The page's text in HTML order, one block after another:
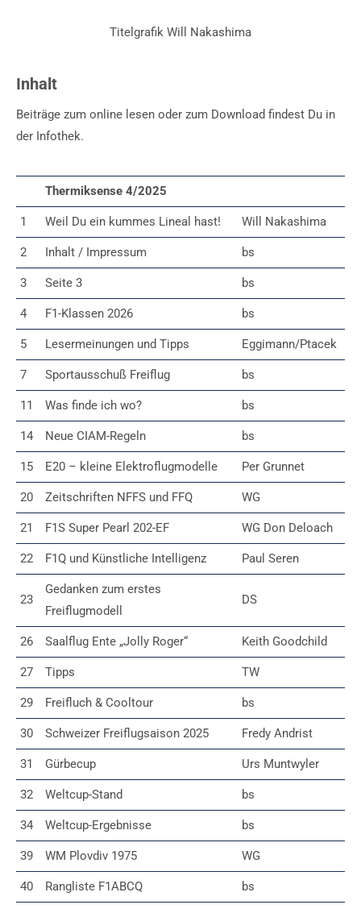
Titelgrafik Will Nakashima
Inhalt
Beiträge zum online lesen oder zum Download findest Du in
der Infothek.
Thermiksense 4/2025
1 Weil Du ein kummes Lineal hast! Will Nakashima
2 Inhalt / Impressum bs
3 Seite 3 bs
4 F1-Klassen 2026 bs
5 Lesermeinungen und Tipps Eggimann/Ptacek
7 Sportausschuß Freiflug bs
11 Was finde ich wo? bs
14 Neue CIAM-Regeln bs
15 E20 – kleine Elektroflugmodelle Per Grunnet
20 Zeitschriften NFFS und FFQ WG
21 F1S Super Pearl 202-EF WG Don Deloach
22 F1Q und Künstliche Intelligenz Paul Seren
23
Gedanken zum erstes
Freiflugmodell
DS
26 Saalflug Ente „Jolly Roger“ Keith Goodchild
27 Tipps TW
29 Freifluch & Cooltour bs
30 Schweizer Freiflugsaison 2025 Fredy Andrist
31 Gürbecup Urs Muntwyler
32 Weltcup-Stand bs
34 Weltcup-Ergebnisse bs
39 WM Plovdiv 1975 WG
40 Rangliste F1ABCQ bs